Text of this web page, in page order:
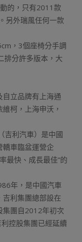
的，只有2011款
另外瑞風任何一款
，3個座椅分手調
排分許多版本，大
立品牌有上海通
柯，上海申沃，
利汽車）是中國
車臨盆運營企
最快、成長最佳”的
年，是中國汽車
利集團總部設在
集團自2012年初次
控股集團已經延續